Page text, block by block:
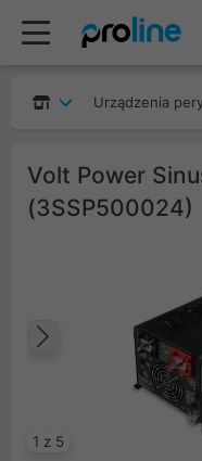
Urządzenia
Volt Power
(3SSP500024)
1 z 5
Poprzedni